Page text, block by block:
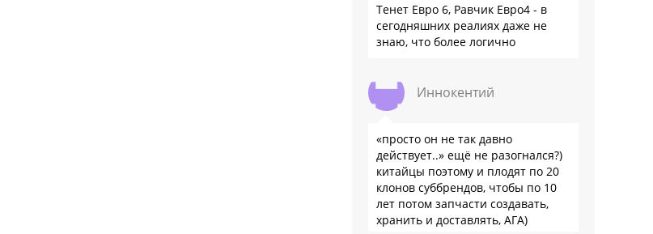
Тенет Евро 6, Равчик Евро4 - в
сегодняшних реалиях даже не
знаю, что более логично
Иннокентий
«просто он не так давно
действует..» ещё не разогнался?)
китайцы поэтому и плодят по 20
клонов суббрендов, чтобы по 10
лет потом запчасти создавать,
хранить и доставлять, АГА)